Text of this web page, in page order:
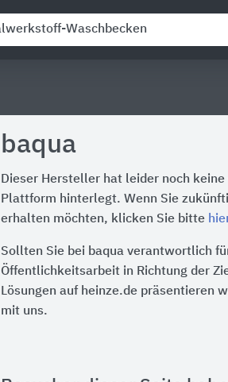
baqua
Dieser Hersteller hat leider noch
Plattform hinterlegt. Wenn Sie
erhalten möchten, klicken Sie bitte
Sollten Sie bei baqua verantwortlich
Öffentlichkeitsarbeit in Richtung der
Lösungen auf heinze.de präsentieren
mit uns.